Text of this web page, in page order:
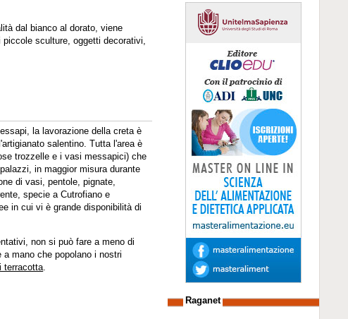
dal bianco al dorato, viene
sculture, oggetti decorativi,
la lavorazione della creta è
salentino. Tutta l'area è
trozzelle e i vasi messapici) che
in maggior misura durante
di vasi, pentole, pignate,
specie a Cutrofiano e
in cui vi è grande disponibilità di
non si può fare a meno di
mano che popolano i nostri
terracotta.
Raganet